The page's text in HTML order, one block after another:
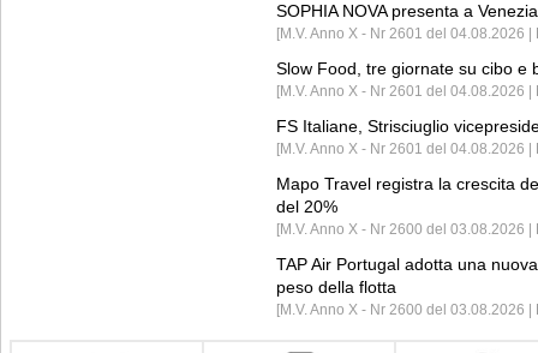
SOPHIA NOVA presenta a
[M.V. Anno X - Nr 2601 del 04.08.2026
Slow Food, tre giornate su cibo e
[M.V. Anno X - Nr 2601 del 04.08.2026 |
FS Italiane, Strisciuglio
[M.V. Anno X - Nr 2601 del 04.08.2026 |
Mapo Travel registra la crescita
del 20%
[M.V. Anno X - Nr 2600 del 03.08.2026 |
TAP Air Portugal adotta una
peso della flotta
[M.V. Anno X - Nr 2600 del 03.08.2026